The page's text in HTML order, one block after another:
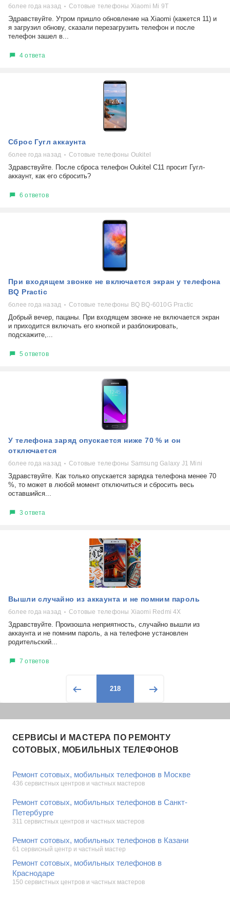
более года назад Сотовые телефоны Xiaomi Mi 9T
Эдравствуйте. Утром пришло обновление на Xiaomi (кажется 11) и
я загрузил обнову, сказали перезагрузить телефон и после
телефон зашел в...
4 ответа
Сброс Гугл аккаунта
более года назад Сотовые телефоны Oukitel
Здравствуйте. После сброса телефон Oukitel C11 просит Гугл-
аккаунт, как его сбросить?
6 ответов
При входящем звонке не включается экран у телефона
BQ Practic
более года назад Сотовые телефоны BQ BQ-6010G Practic
Добрый вечер, пацаны. При входящем звонке не включается экран
и приходится включать его кнопкой и разблокировать,
подскажите,...
5 ответов
У телефона заряд опускается ниже 70 % и он
отключается
более года назад Сотовые телефоны Samsung Galaxy J1 Mini
Здравствуйте. Как только опускается зарядка телефона менее 70
%, то может в любой момент отключиться и сбросить весь
оставшийся...
3 ответа
Вышли случайно из аккаунта и не помним пароль
более года назад Сотовые телефоны Xiaomi Redmi 4X
Здравствуйте. Произошла неприятность, случайно вышли из
аккаунта и не помним пароль, а на телефоне установлен
родительский...
7 ответов
218
СЕРВИСЫ И МАСТЕРА ПО РЕМОНТУ
СОТОВЫХ, МОБИЛЬНЫХ ТЕЛЕФОНОВ
Ремонт сотовых, мобильных телефонов в Москве
436 сервистных центров и частных мастеров
Ремонт сотовых, мобильных телефонов в Санкт-
Петербурге
311 сервистных центров и частных мастеров
Ремонт сотовых, мобильных телефонов в Казани
61 сервисный центр и частный мастер
Ремонт сотовых, мобильных телефонов в
Краснодаре
150 сервистных центров и частных мастеров